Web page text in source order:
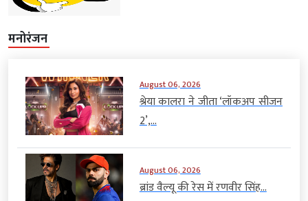
मनोरंजन
August 06, 2026
श्रेया कालरा ने जीता ‘लॉकअप सीजन
2’,...
August 06, 2026
ब्रांड वैल्यू की रेस में रणवीर सिंह...